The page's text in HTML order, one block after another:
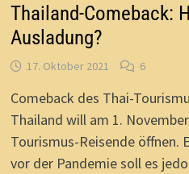
Thailand-Comeback:
Ausladung?
17. Oktober 2021 6
Comeback des Thai-
Thailand will am 1.
Tourismus-Reisende öffnen.
vor der Pandemie soll es